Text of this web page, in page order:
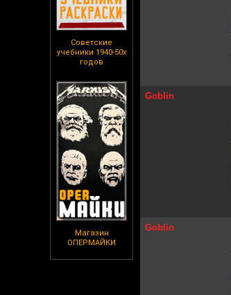
Советские
учебники 1940-50х
годов
Магазин
ОПЕРМАЙКИ
Goblin
Goblin